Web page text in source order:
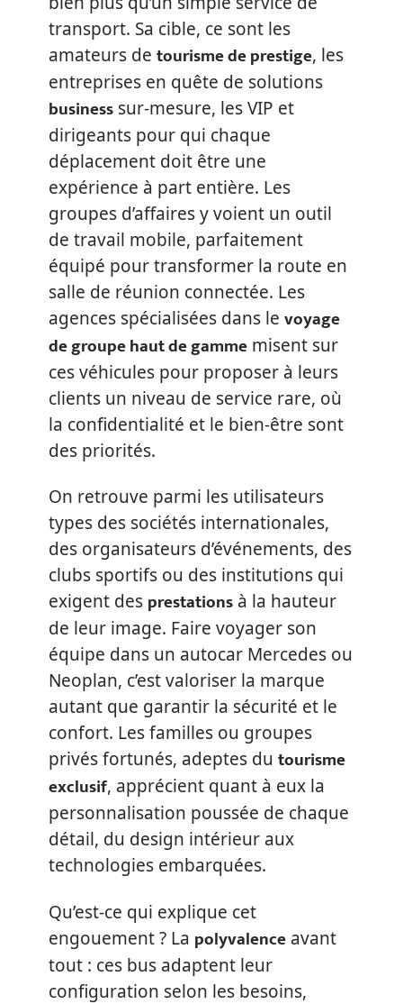
transport. Sa cible, ce sont les
amateurs de tourisme de prestige, les
entreprises en quête de solutions
business sur-mesure, les VIP et
dirigeants pour qui chaque
déplacement doit être une
expérience à part entière. Les
groupes d’affaires y voient un outil
de travail mobile, parfaitement
équipé pour transformer la route en
salle de réunion connectée. Les
agences spécialisées dans le voyage
de groupe haut de gamme misent sur
ces véhicules pour proposer à leurs
clients un niveau de service rare, où
la confidentialité et le bien-être sont
des priorités.
On retrouve parmi les utilisateurs
types des sociétés internationales,
des organisateurs d’événements, des
clubs sportifs ou des institutions qui
exigent des prestations à la hauteur
de leur image. Faire voyager son
équipe dans un autocar Mercedes ou
Neoplan, c’est valoriser la marque
autant que garantir la sécurité et le
confort. Les familles ou groupes
privés fortunés, adeptes du tourisme
exclusif, apprécient quant à eux la
personnalisation poussée de chaque
détail, du design intérieur aux
technologies embarquées.
Qu’est-ce qui explique cet
engouement ? La polyvalence avant
tout : ces bus adaptent leur
configuration selon les besoins,